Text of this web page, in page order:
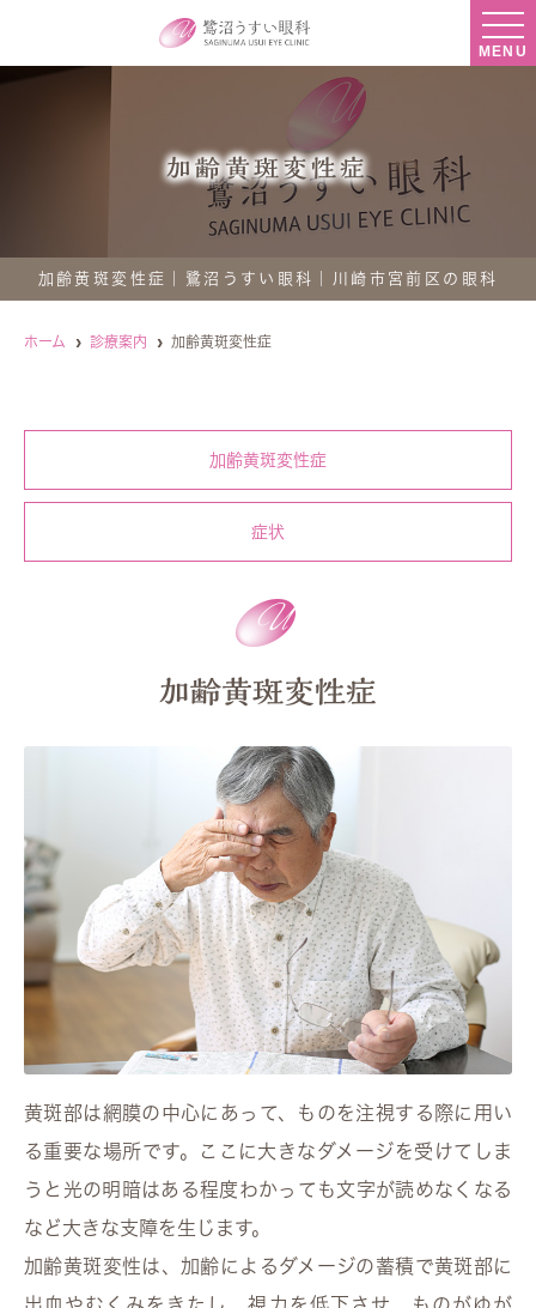
MENU
加齢黄斑変性症
加齢黄斑変性症｜鷺沼うすい眼科｜川崎市宮前区の眼科
ホーム 診療案内 加齢黄斑変性症
加齢黄斑変性症
症状
加齢黄斑変性症
黄斑部は網膜の中心にあって、ものを注視する際に用い
る重要な場所です。ここに大きなダメージを受けてしま
うと光の明暗はある程度わかっても文字が読めなくなる
など大きな支障を生じます。
加齢黄斑変性は、加齢によるダメージの蓄積で黄斑部に